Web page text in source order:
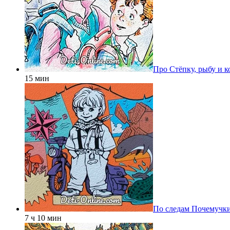
Про Стёпку, рыбу и
15 мин
По следам
7 ч 10 мин